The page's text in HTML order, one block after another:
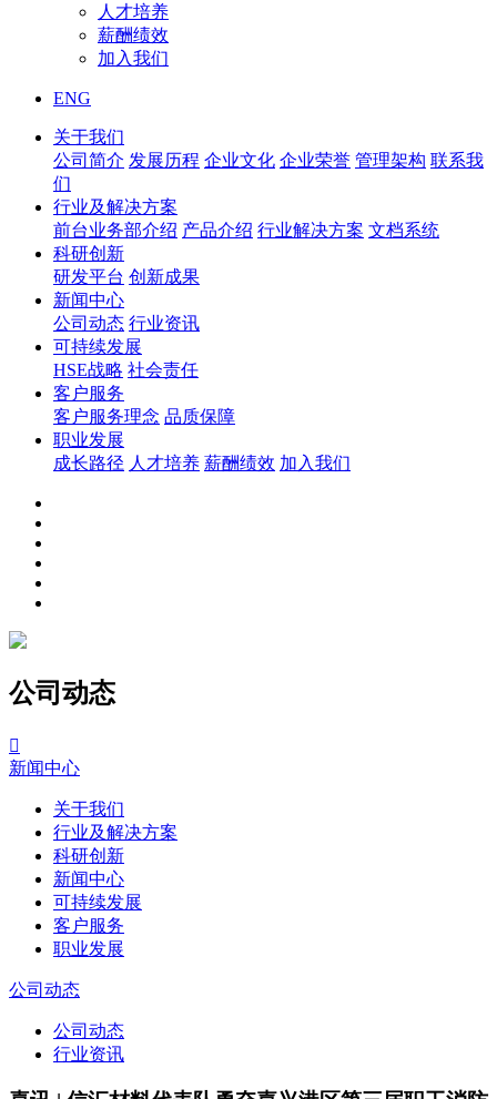
人才培养
薪酬绩效
加入我们
ENG
关于我们
公司简介 发展历程 企业文化 企业荣誉 管理架构 联系我
们
行业及解决方案
前台业务部介绍 产品介绍 行业解决方案 文档系统
科研创新
研发平台 创新成果
新闻中心
公司动态 行业资讯
可持续发展
HSE战略 社会责任
客户服务
客户服务理念 品质保障
职业发展
成长路径 人才培养 薪酬绩效 加入我们
公司动态

新闻中心
关于我们
行业及解决方案
科研创新
新闻中心
可持续发展
客户服务
职业发展
公司动态
公司动态
行业资讯